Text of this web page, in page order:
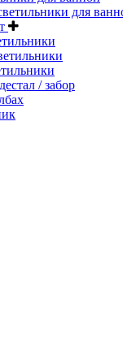
для
/ забор